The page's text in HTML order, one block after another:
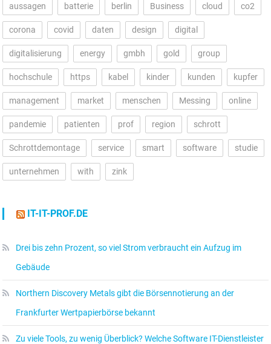
aussagen batterie berlin Business cloud co2
corona covid daten design digital
digitalisierung energy gmbh gold group
hochschule https kabel kinder kunden kupfer
management market menschen Messing online
pandemie patienten prof region schrott
Schrottdemontage service smart software studie
unternehmen with zink
IT-IT-PROF.DE
Drei bis zehn Prozent, so viel Strom verbraucht ein Aufzug im
Gebäude
Northern Discovery Metals gibt die Börsennotierung an der
Frankfurter Wertpapierbörse bekannt
Zu viele Tools, zu wenig Überblick? Welche Software IT-Dienstleister